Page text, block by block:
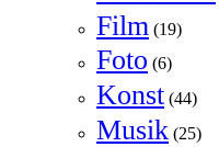
Film (19)
Foto (6)
Konst (44)
Musik (25)